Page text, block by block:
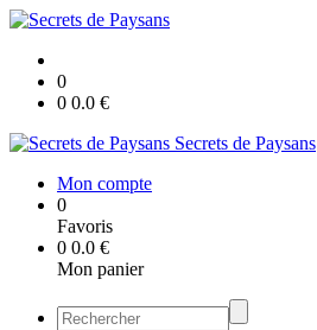
0
0 0.0 €
Secrets de Paysans
Mon compte
0
Favoris
0 0.0 €
Mon panier